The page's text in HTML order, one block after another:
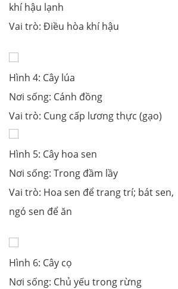
khí hậu lạnh
Vai trò: Điều hòa khí hậu
Hình 4: Cây lúa
Nơi sống: Cánh đồng
Vai trò: Cung cấp lương thực (gạo)
Hình 5: Cây hoa sen
Nơi sống: Trong đầm lầy
Vai trò: Hoa sen để trang trí; bát sen,
ngó sen để ăn
Hình 6: Cây cọ
Nơi sống: Chủ yếu trong rừng